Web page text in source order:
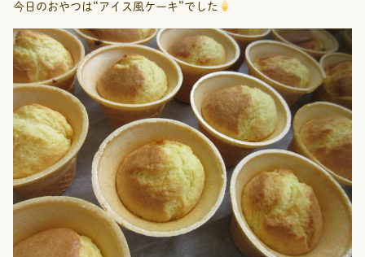
今日のおやつは“アイス風ケーキ”でした